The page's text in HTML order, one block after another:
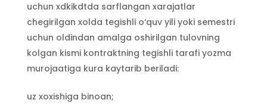
uchun xdkikdtda sarflangan xarajatlar
chegirilgan xolda tegishli o‘quv yili yoki semestri
uchun oldindan amalga oshirilgan tulovning
kolgan kismi kontraktning tegishli tarafi yozma
murojaatiga kura kaytarib beriladi:
uz xoxishiga binoan;